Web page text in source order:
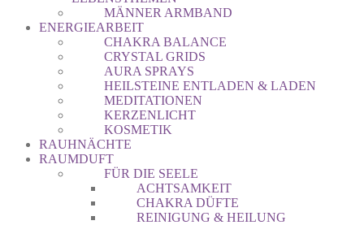
MÄNNER ARMBAND
ENERGIEARBEIT
CHAKRA BALANCE
CRYSTAL GRIDS
AURA SPRAYS
HEILSTEINE ENTLADEN & LADEN
MEDITATIONEN
KERZENLICHT
KOSMETIK
RAUHNÄCHTE
RAUMDUFT
FÜR DIE SEELE
ACHTSAMKEIT
CHAKRA DÜFTE
REINIGUNG & HEILUNG